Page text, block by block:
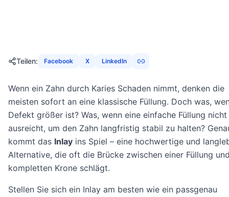
Teilen: Facebook X LinkedIn
Wenn ein Zahn durch Karies Schaden nimmt, denken die
meisten sofort an eine klassische Füllung. Doch was,
Defekt größer ist? Was, wenn eine einfache Füllung nicht
ausreicht, um den Zahn langfristig stabil zu halten?
kommt das Inlay ins Spiel – eine hochwertige und
Alternative, die oft die Brücke zwischen einer Füllung
kompletten Krone schlägt.
Stellen Sie sich ein Inlay am besten wie ein passgenau